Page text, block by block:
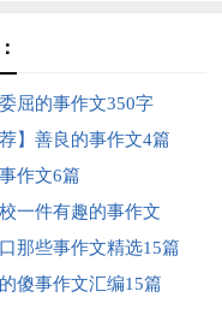
屈的事作文350字
荐】善良的事作文4篇
作文6篇
一件有趣的事作文
那些事作文精选15篇
傻事作文汇编15篇